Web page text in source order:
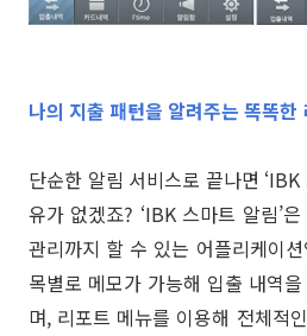
나의 지출 패턴을 알려주는 똑똑한
단순한 알림 서비스로 끝나면
유가 없겠죠? ‘IBK 스마트 알림’
관리까지 할 수 있는 어플리케이
목별로 메모가 가능해 입출 내역
며, 리포트 메뉴를 이용해 전체적